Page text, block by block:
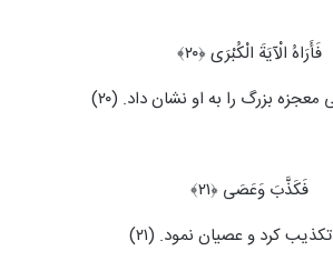
فَأَرَاهُ الْآیَةَ الْکُبْرَى ﴿۲۰﴾
بزرگ را به او نشان داد. (۲۰)
فَکَذَّبَ وَعَصَى ﴿۲۱﴾
تکذیب کرد و عصیان نمود. (۲۱)